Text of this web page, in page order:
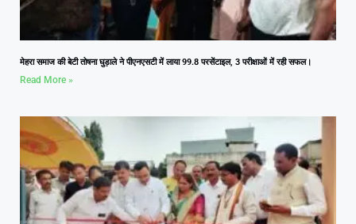
मेहरा समाज की बेटी तोषना घुड़ाले ने पीएनएसटी में लाया 99.8 परसेंटाइल, 3 परीक्षाओं में रही सफल।
Read More »